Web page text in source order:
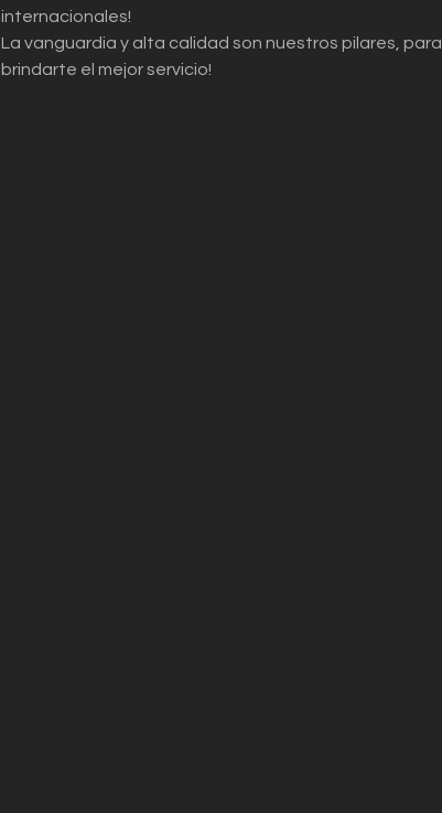
internacionales!
La vanguardia y alta calidad son nuestros pilares, para
brindarte el mejor servicio!